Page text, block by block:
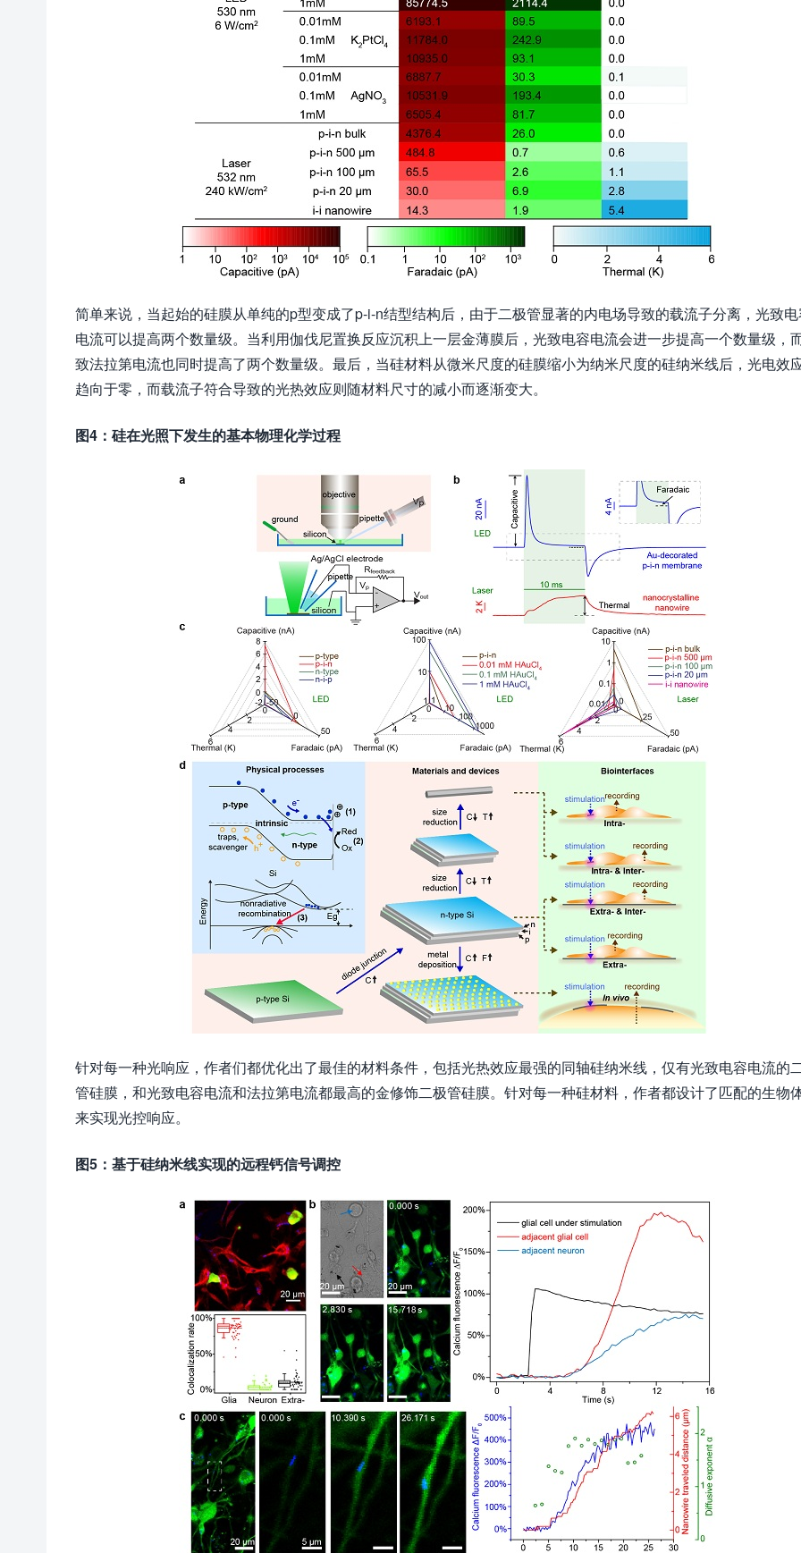
简单来说，当起始的硅膜从单纯的p型变成了p-i-n结型结构后，由于二极管显著的内电场导致的载流子分离，光致
电流可以提高两个数量级。当利用伽伐尼置换反应沉积上一层金薄膜后，光致电容电流会进一步提高一个数量级，
致法拉第电流也同时提高了两个数量级。最后，当硅材料从微米尺度的硅膜缩小为纳米尺度的硅纳米线后，光电效
趋向于零，而载流子符合导致的光热效应则随材料尺寸的减小而逐渐变大。
图4 ：硅在光照下发生的基本物理化学过程
针对每一种光响应，作者们都优化出了最佳的材料条件，包括光热效应最强的同轴硅纳米线，仅有光致电容电流的
管硅膜，和光致电容电流和法拉第电流都最高的金修饰二极管硅膜。针对每一种硅材料，作者都设计了匹配的生物
来实现光控响应。
图5 ：基于硅纳米线实现的远程钙信号调控